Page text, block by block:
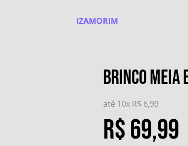
IZAMORIM
Brinco
até 10x R$ 6,99
R$ 69,99